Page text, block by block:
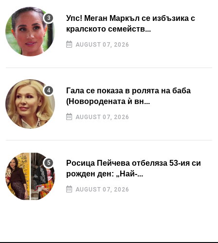
Упс! Меган Маркъл се избъзика с
кралското семейств...
AUGUST 07, 2026
Гала се показа в ролята на баба
(Новородената ѝ вн...
AUGUST 07, 2026
Росица Пейчева отбеляза 53-ия си
рожден ден: „Най-...
AUGUST 07, 2026